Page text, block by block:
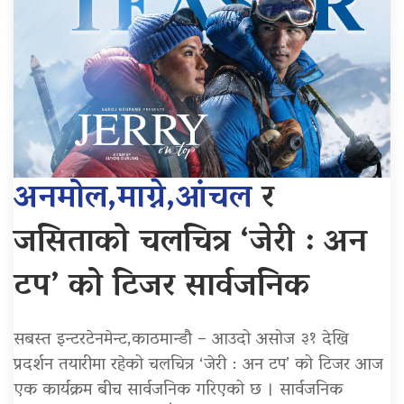
अनमोल,माग्ने,आंचलर
जसिताको चलचित्र ‘जेरी : अन
टप’ को टिजर सार्वजनिक
सबस्त इन्टरटेनमेन्ट,काठमान्डौ – आउदो असोज ३१ देखि
प्रदर्शन तयारीमा रहेको चलचित्र ‘जेरी : अन टप’ को टिजर आज
एक कार्यक्रम बीच सार्वजनिक गरिएको छ । सार्वजनिक